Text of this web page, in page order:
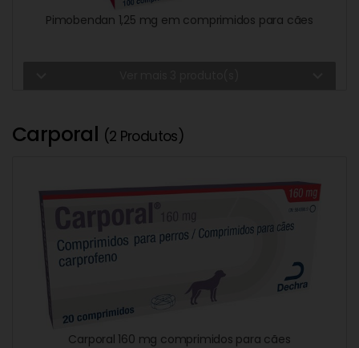
Pimobendan 1,25 mg em comprimidos para cães
Carporal (2 Produtos)
Carporal 160 mg comprimidos para cães